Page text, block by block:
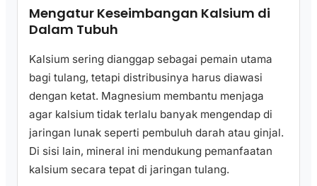
Mengatur Keseimbangan Kalsium di
Dalam Tubuh
Kalsium sering dianggap sebagai pemain utama
bagi tulang, tetapi distribusinya harus diawasi
dengan ketat. Magnesium membantu menjaga
agar kalsium tidak terlalu banyak mengendap di
jaringan lunak seperti pembuluh darah atau ginjal.
Di sisi lain, mineral ini mendukung pemanfaatan
kalsium secara tepat di jaringan tulang.